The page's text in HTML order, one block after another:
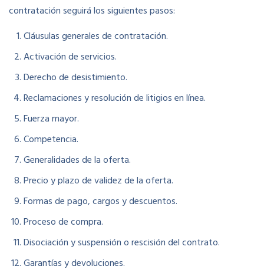
contratación seguirá los siguientes pasos:
Cláusulas generales de contratación.
Activación de servicios.
Derecho de desistimiento.
Reclamaciones y resolución de litigios en línea.
Fuerza mayor.
Competencia.
Generalidades de la oferta.
Precio y plazo de validez de la oferta.
Formas de pago, cargos y descuentos.
Proceso de compra.
Disociación y suspensión o rescisión del contrato.
Garantías y devoluciones.